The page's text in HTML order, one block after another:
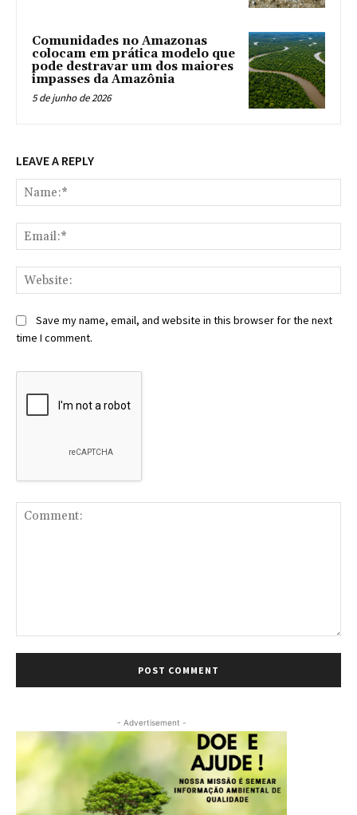
Comunidades no Amazonas
colocam em prática modelo que
pode destravar um dos maiores
impasses da Amazônia
5 de junho de 2026
LEAVE A REPLY
Save my name, email, and website in this browser for the next
time I comment.
- Advertisement -